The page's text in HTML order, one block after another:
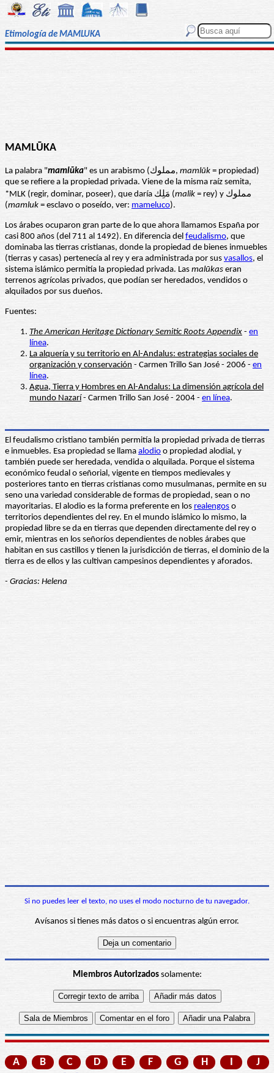
Etimología de MAMLUKA
MAMLŪKA
La palabra "mamlūka " es un arabismo (مملوك, mamlūk = propiedad)
que se refiere a la propiedad privada. Viene de la misma raíz semita,
*MLK (regir, dominar, poseer), que daría مَلِك (malik = rey) y مملوك
(mamluk = esclavo o poseído, ver: mameluco).
Los árabes ocuparon gran parte de lo que ahora llamamos España por
casi 800 años (del 711 al 1492). En diferencia del feudalismo, que
dominaba las tierras cristianas, donde la propiedad de bienes inmuebles
(tierras y casas) pertenecía al rey y era administrada por sus vasallos, el
sistema islámico permitía la propiedad privada. Las malūkas eran
terrenos agrícolas privados, que podían ser heredados, vendidos o
alquilados por sus dueños.
Fuentes:
The American Heritage Dictionary Semitic Roots Appendix - en
línea.
La alquería y su territorio en Al-Andalus: estrategias sociales de
organización y conservación - Carmen Trillo San José - 2006 - en
línea.
Agua, Tierra y Hombres en Al-Andalus: La dimensión agrícola del
mundo Nazarí - Carmen Trillo San José - 2004 - en línea.
El feudalismo cristiano también permitía la propiedad privada de tierras
e inmuebles. Esa propiedad se llama alodio o propiedad alodial, y
también puede ser heredada, vendida o alquilada. Porque el sistema
económico feudal o señorial, vigente en tiempos medievales y
posteriores tanto en tierras cristianas como musulmanas, permite en su
seno una variedad considerable de formas de propiedad, sean o no
mayoritarias. El alodio es la forma preferente en los realengos o
territorios dependientes del rey. En el mundo islámico lo mismo, la
propiedad libre se da en tierras que dependen directamente del rey o
emir, mientras en los señoríos dependientes de nobles árabes que
habitan en sus castillos y tienen la jurisdicción de tierras, el dominio de la
tierra es de ellos y las cultivan campesinos dependientes y aforados.
- Gracias: Helena
Si no puedes leer el texto, no uses el modo nocturno de tu navegador.
Avísanos si tienes más datos o si encuentras algún error.
Miembros Autorizadossolamente:
A B C D E F G H I
J